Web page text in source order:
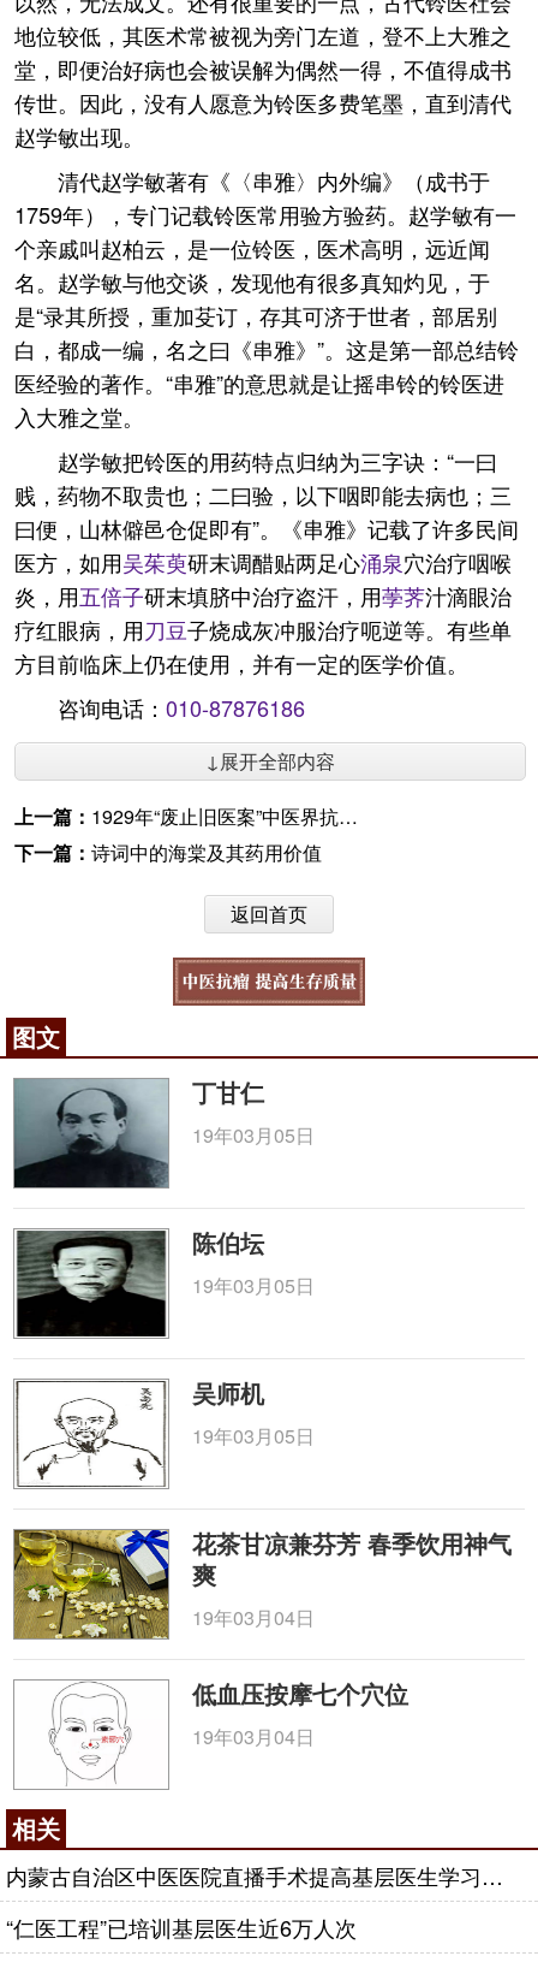
地位较低，其医术常被视为旁门左道，登不上大雅之
堂，即便治好病也会被误解为偶然一得，不值得成书
传世。因此，没有人愿意为铃医多费笔墨，直到清代
赵学敏出现。
清代赵学敏著有《〈串雅〉内外编》（成书于
1759年），专门记载铃医常用验方验药。赵学敏有一
个亲戚叫赵柏云，是一位铃医，医术高明，远近闻
名。赵学敏与他交谈，发现他有很多真知灼见，于
是“录其所授，重加芟订，存其可济于世者，部居别
白，都成一编，名之曰《串雅》”。这是第一部总结铃
医经验的著作。“串雅”的意思就是让摇串铃的铃医进
入大雅之堂。
赵学敏把铃医的用药特点归纳为三字诀：“一曰
贱，药物不取贵也；二曰验，以下咽即能去病也；三
曰便，山林僻邑仓促即有”。《串雅》记载了许多民间
医方，如用吴茱萸研末调醋贴两足心涌泉穴治疗咽喉
炎，用五倍子研末填脐中治疗盗汗，用荸荠汁滴眼治
疗红眼病，用刀豆子烧成灰冲服治疗呃逆等。有些单
方目前临床上仍在使用，并有一定的医学价值。
咨询电话： 010-87876186
↓展开全部内容
上一篇： 1929年“废止旧医案”中医界抗争始末
下一篇： 诗词中的海棠及其药用价值
返回首页
图文
丁甘仁
19年03月05日
陈伯坛
19年03月05日
吴师机
19年03月05日
花茶甘凉兼芬芳 春季饮用神气
爽
19年03月04日
低血压按摩七个穴位
19年03月04日
相关
内蒙古自治区中医医院直播手术提高基层医生学习效果
“仁医工程”已培训基层医生近6万人次